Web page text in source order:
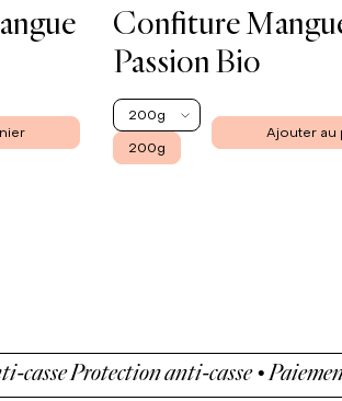
Confiture
Passion Bio
200g
200g
Ajouter au
Protection anti-casse • Paiement